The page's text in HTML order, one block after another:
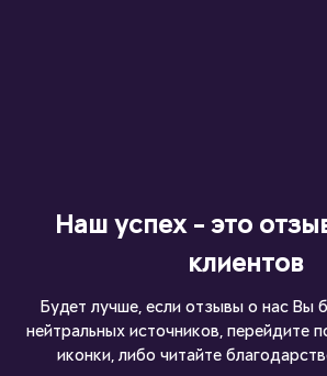
Наш успех - это
клиентов
Будет лучше, если отзывы о нас Вы
нейтральных источников, перейдите
иконки, либо читайте